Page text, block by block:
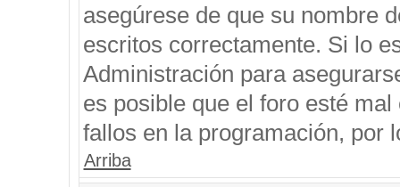
asegúrese de que su nombre
escritos correctamente. Si lo
Administración para
es posible que el foro esté
fallos en la programación, por
Arriba